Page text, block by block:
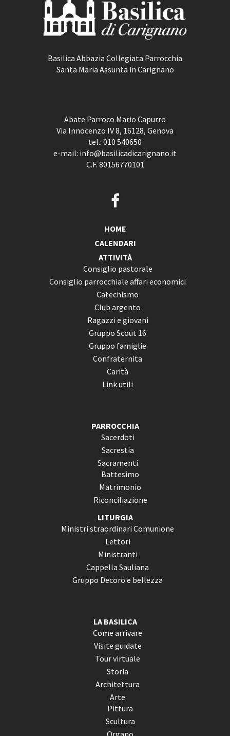
Basilica Abbazia Collegiata Parrocchia
Santa Maria Assunta in Carignano
Abate Parroco Mario Capurro
Via Innocenzo IV 8, 16128, Genova
tel.: 010 540650
e-mail: info@basilicadicarignano.it
C.F. 80156770101
HOME
CALENDARI
ATTIVITÀ
Consiglio pastorale
Consiglio parrocchiale affari economici
Catechismo
Club argento
Ragazzi e giovani
Gruppo Scout 16
Gruppo famiglie
Confraternita
Carità
Link utili
PARROCCHIA
Sacerdoti
Sacrestia
Sacramenti
Battesimo
Matrimonio
Riconciliazione
LITURGIA
Ministri straordinari Comunione
Lettori
Ministranti
Cappella Sauliana
Gruppo Decoro e bellezza
LA BASILICA
Come arrivare
Visite guidate
Tour virtuale
Storia
Architettura
Arte
Pittura
Scultura